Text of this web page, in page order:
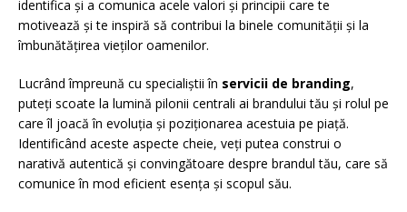
identifica și a comunica acele valori și principii care te
motivează și te inspiră să contribui la binele comunității și la
îmbunătățirea vieților oamenilor.
Lucrând împreună cu specialiștii în servicii de branding,
puteți scoate la lumină pilonii centrali ai brandului tău și rolul pe
care îl joacă în evoluția și poziționarea acestuia pe piață.
Identificând aceste aspecte cheie, veți putea construi o
narativă autentică și convingătoare despre brandul tău, care să
comunice în mod eficient esența și scopul său.